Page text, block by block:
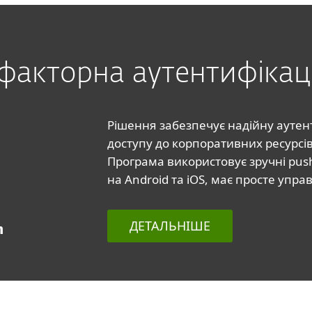
Рішення забезпечує надійну
доступу до корпоративних
Програма використовує зручні
на Android та iOS, має просте
ДЕТАЛЬНІШЕ